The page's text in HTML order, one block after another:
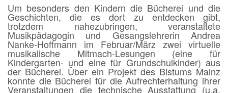
Um besonders den Kindern die Bücherei und die
Geschichten, die es dort zu entdecken gibt,
trotzdem nahezubringen, veranstaltete
Musikpädagogin und Gesangslehrerin Andrea
Nanke‑Hoffmann im Februar/März zwei virtuelle
musikalische Mitmach-Lesungen (eine für
Kindergarten- und eine für Grundschulkinder) aus
der Bücherei. Über ein Projekt des Bistums Mainz
konnte die Bücherei für die Aufrechterhaltung ihrer
Veranstaltungen die technische Ausstattung (u.a.